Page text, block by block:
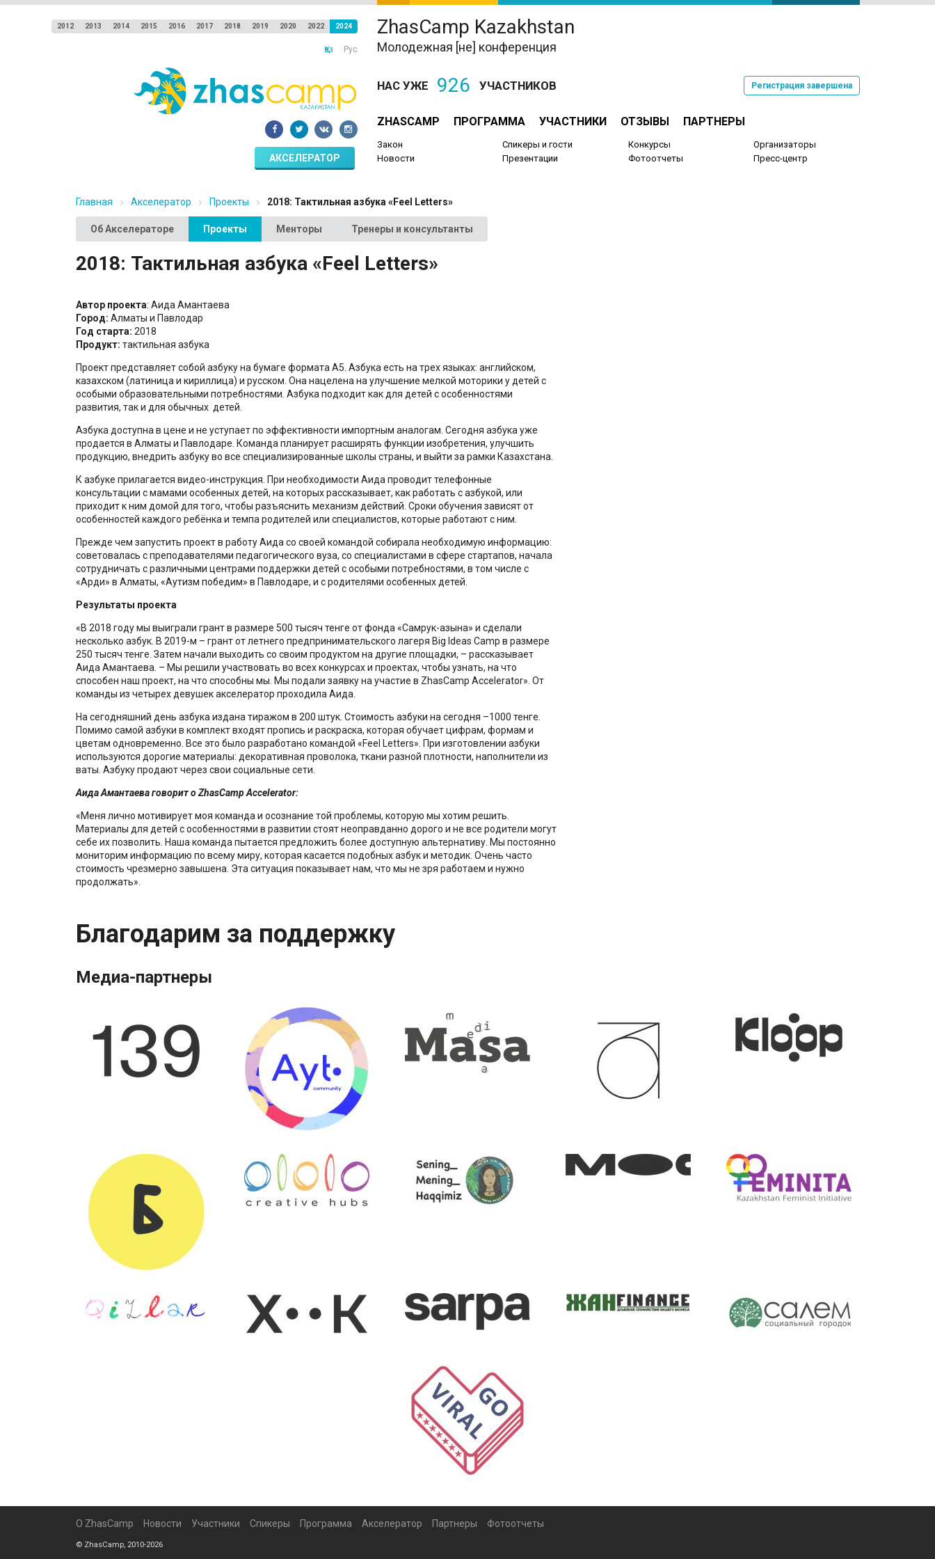
2012 2013 2014 2015 2016 2017 2018 2019 2020 2022 2024
Қаз Рус
ZhasCamp Kazakhstan
Молодежная [не] конференция
АКСЕЛЕРАТОР
НАС УЖЕ 926 УЧАСТНИКОВ Регистрация завершена
ZHASCAMP ПРОГРАММА УЧАСТНИКИ ОТЗЫВЫ ПАРТНЕРЫ
Закон
Новости
Спикеры и гости
Презентации
Конкурсы
Фотоотчеты
Организаторы
Пресс-центр
Главная Акселератор Проекты 2018: Тактильная азбука «Feel Letters»
Об Акселераторе Проекты Менторы Тренеры и консультанты
2018: Тактильная азбука «Feel Letters»
Автор проекта: Аида Амантаева
Город: Алматы и Павлодар
Год старта: 2018
Продукт: тактильная азбука
Проект представляет собой азбуку на бумаге формата А5. Азбука есть на трех языках: английском,
казахском (латиница и кириллица) и русском. Она нацелена на улучшение мелкой моторики у детей с
особыми образовательными потребностями. Азбука подходит как для детей с особенностями
развития, так и для обычных детей.
Азбука доступна в цене и не уступает по эффективности импортным аналогам. Сегодня азбука уже
продается в Алматы и Павлодаре. Команда планирует расширять функции изобретения, улучшить
продукцию, внедрить азбуку во все специализированные школы страны, и выйти за рамки Казахстана.
К азбуке прилагается видео-инструкция. При необходимости Аида проводит телефонные
консультации с мамами особенных детей, на которых рассказывает, как работать с азбукой, или
приходит к ним домой для того, чтобы разъяснить механизм действий. Сроки обучения зависят от
особенностей каждого ребёнка и темпа родителей или специалистов, которые работают с ним.
Прежде чем запустить проект в работу Аида со своей командой собирала необходимую информацию:
советовалась с преподавателями педагогического вуза, со специалистами в сфере стартапов, начала
сотрудничать с различными центрами поддержки детей с особыми потребностями, в том числе с
«Арди» в Алматы, «Аутизм победим» в Павлодаре, и с родителями особенных детей.
Результаты проекта
«В 2018 году мы выиграли грант в размере 500 тысяч тенге от фонда «Самрук-Қазына» и сделали
несколько азбук. В 2019-м – грант от летнего предпринимательского лагеря Big Ideas Camp в размере
250 тысяч тенге. Затем начали выходить со своим продуктом на другие площадки, – рассказывает
Аида Амантаева. – Мы решили участвовать во всех конкурсах и проектах, чтобы узнать, на что
способен наш проект, на что способны мы. Мы подали заявку на участие в ZhasCamp Accelerator». От
команды из четырех девушек акселератор проходила Аида.
На сегодняшний день азбука издана тиражом в 200 штук. Стоимость азбуки на сегодня –1000 тенге.
Помимо самой азбуки в комплект входят пропись и раскраска, которая обучает цифрам, формам и
цветам одновременно. Все это было разработано командой «Feel Letters». При изготовлении азбуки
используются дорогие материалы: декоративная проволока, ткани разной плотности, наполнители из
ваты. Азбуку продают через свои социальные сети.
Аида Амантаева говорит о ZhasCamp Accelerator:
«Меня лично мотивирует моя команда и осознание той проблемы, которую мы хотим решить.
Материалы для детей с особенностями в развитии стоят неоправданно дорого и не все родители могут
себе их позволить. Наша команда пытается предложить более доступную альтернативу. Мы постоянно
мониторим информацию по всему миру, которая касается подобных азбук и методик. Очень часто
стоимость чрезмерно завышена. Эта ситуация показывает нам, что мы не зря работаем и нужно
продолжать».
Благодарим за поддержку
Медиа-партнеры
О ZhasCamp Новости Участники Спикеры Программа Акселератор Партнеры Фотоотчеты
© ZhasCamp, 2010-2026